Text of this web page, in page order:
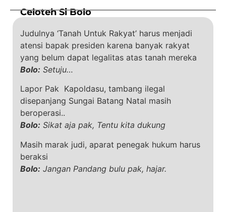
Celoteh Si Bolo
Judulnya ‘Tanah Untuk Rakyat’ harus menjadi
atensi bapak presiden karena banyak rakyat
yang belum dapat legalitas atas tanah mereka
Bolo: Setuju…
Lapor Pak Kapoldasu, tambang ilegal
disepanjang Sungai Batang Natal masih
beroperasi..
Bolo: Sikat aja pak, Tentu kita dukung
Masih marak judi, aparat penegak hukum harus
beraksi
Bolo: Jangan Pandang bulu pak, hajar.